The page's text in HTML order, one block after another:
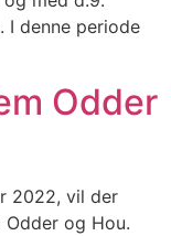
I denne periode
Odder
2022, vil der
og Hou.